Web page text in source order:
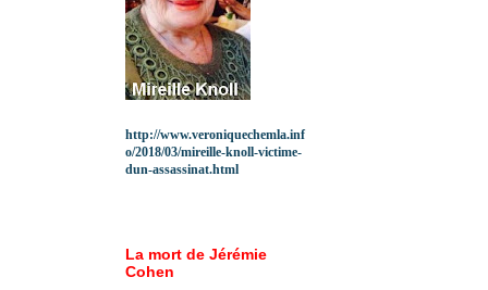
http://www.veroniquechemla.inf
o/2018/03/mireille-knoll-victime-
dun-assassinat.html
La mort de Jérémie
Cohen